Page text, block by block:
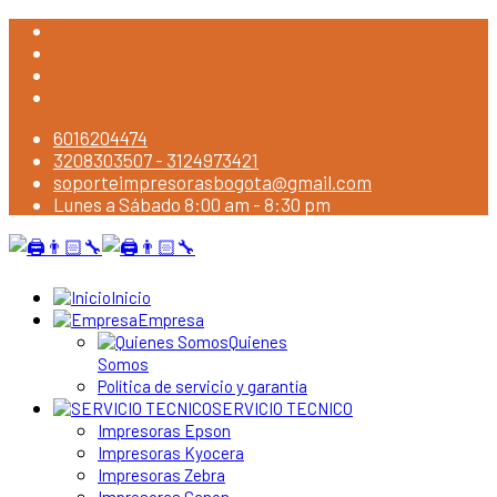
6016204474
3208303507 - 3124973421
soporteimpresorasbogota@gmail.com
Lunes a Sábado 8:00 am - 8:30 pm
Inicio
Empresa
Quienes
Somos
Política de servicio y garantía
SERVICIO TECNICO
Impresoras Epson
Impresoras Kyocera
Impresoras Zebra